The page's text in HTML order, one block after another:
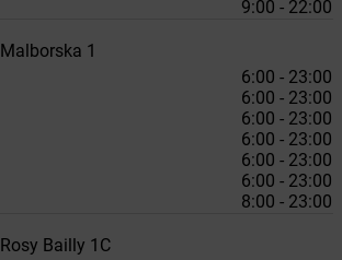
9:00 - 22:00
Malborska 1
6:00 - 23:00
6:00 - 23:00
6:00 - 23:00
6:00 - 23:00
6:00 - 23:00
6:00 - 23:00
8:00 - 23:00
Rosy Bailly 1C